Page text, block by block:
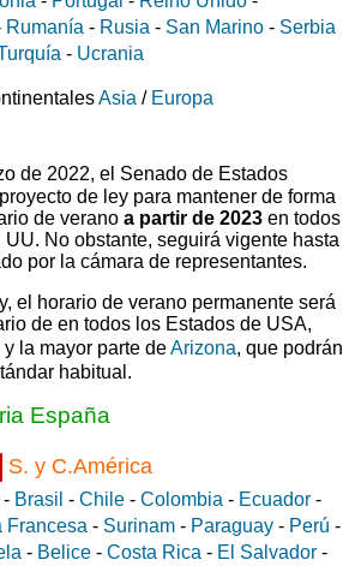
Rumanía - Rusia - San Marino - Serbia
- Ucrania
Asia / Europa
de 2022, el Senado de Estados
de ley para mantener de forma
de verano a partir de 2023 en todos
UU. No obstante, seguirá vigente hasta
por la cámara de representantes.
el horario de verano permanente será
de en todos los Estados de USA,
y la mayor parte deArizona, que podrán
habitual.
España
S. y C.América
- Brasil - Chile - Colombia - Ecuador -
Francesa - Surinam - Paraguay - Perú -
- Belice - Costa Rica - El Salvador -